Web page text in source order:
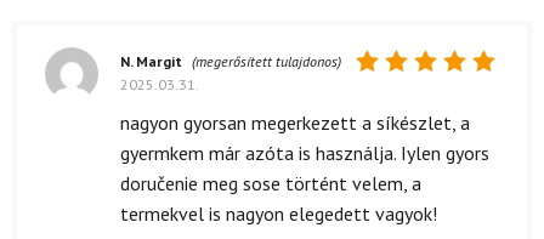
5 / 5
N. Margit (megerősített tulajdonos)
2025.03.31.
nagyon gyorsan megerkezett a síkészlet, a
gyermkem már azóta is használja. Iylen gyors
doručenie meg sose történt velem, a
termekvel is nagyon elegedett vagyok!